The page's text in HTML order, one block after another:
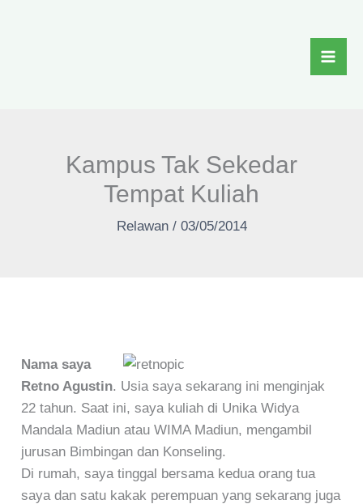
Kampus Tak Sekedar
Tempat Kuliah
Relawan/ 03/05/2014
Nama saya
Retno Agustin. Usia saya sekarang ini menginjak
22 tahun. Saat ini, saya kuliah di Unika Widya
Mandala Madiun atau WIMA Madiun, mengambil
jurusan Bimbingan dan Konseling.
Di rumah, saya tinggal bersama kedua orang tua
saya dan satu kakak perempuan yang sekarang juga